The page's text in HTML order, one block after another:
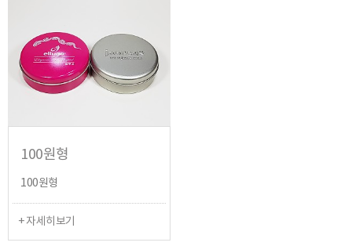
100원형
100원형
+ 자세히보기